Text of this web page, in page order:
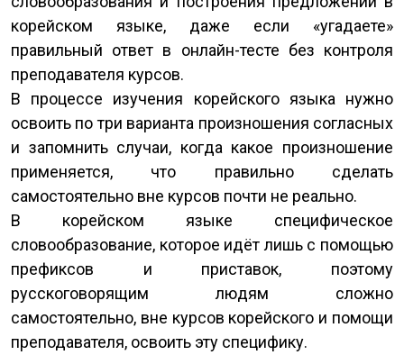
корейском языке, даже если «угадаете»
правильный ответ в онлайн-тесте без контроля
преподавателя курсов.
В процессе изучения корейского языка нужно
освоить по три варианта произношения согласных
и запомнить случаи, когда какое произношение
применяется, что правильно сделать
самостоятельно вне курсов почти не реально.
В корейском языке специфическое
словообразование, которое идёт лишь с помощью
префиксов и приставок, поэтому
русскоговорящим людям сложно
самостоятельно, вне курсов корейского и помощи
преподавателя, освоить эту специфику.